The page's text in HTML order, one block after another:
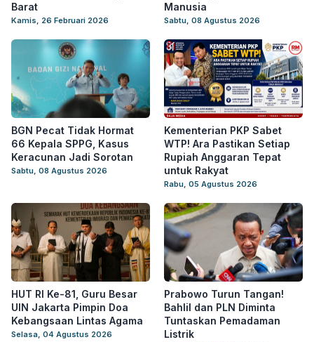
Barat
Kamis, 26 Februari 2026
Manusia
Sabtu, 08 Agustus 2026
BGN Pecat Tidak Hormat
66 Kepala SPPG, Kasus
Keracunan Jadi Sorotan
Sabtu, 08 Agustus 2026
Kementerian PKP Sabet
WTP! Ara Pastikan Setiap
Rupiah Anggaran Tepat
untuk Rakyat
Rabu, 05 Agustus 2026
HUT RI Ke-81, Guru Besar
UIN Jakarta Pimpin Doa
Kebangsaan Lintas Agama
Selasa, 04 Agustus 2026
Prabowo Turun Tangan!
Bahlil dan PLN Diminta
Tuntaskan Pemadaman
Listrik